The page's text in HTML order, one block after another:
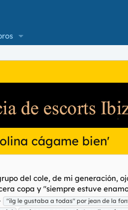
cágame bien'
del cole, de mi generación,
copa y "siempre estuve
"ilg le gustaba a todas" por jean de la